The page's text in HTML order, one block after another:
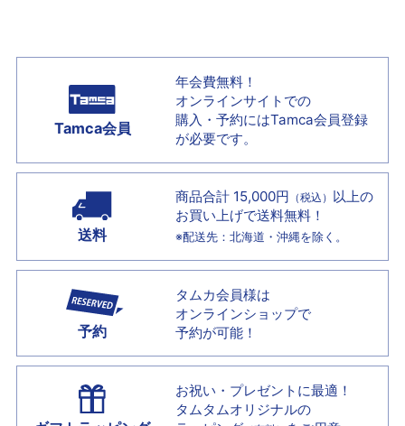
Tamca会員
年会費無料！
オンラインサイトでの
購入・予約にはTamca会員登録
が必要です。
送料
商品合計 15,000円 （税込） 以上の
お買い上げで送料無料！
※配送先：北海道・沖縄を除く。
予約
タムカ会員様は
オンラインショップで
予約が可能！
お祝い・プレゼントに最適！
タムタムオリジナルの